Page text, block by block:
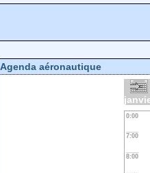
Agenda aéronautique
0:00
7:00
8:00